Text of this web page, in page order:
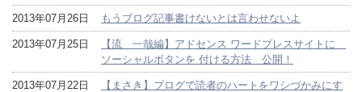
2013年07月26日 もうブログ記事書けないとは言わせないよ
2013年07月25日
【流 一哉編】アドセンス ワードプレスサイトに
ソーシャルボタンを 付ける方法 公開！
2013年07月22日
【まさき】ブログで読者のハートをワシづかみにす